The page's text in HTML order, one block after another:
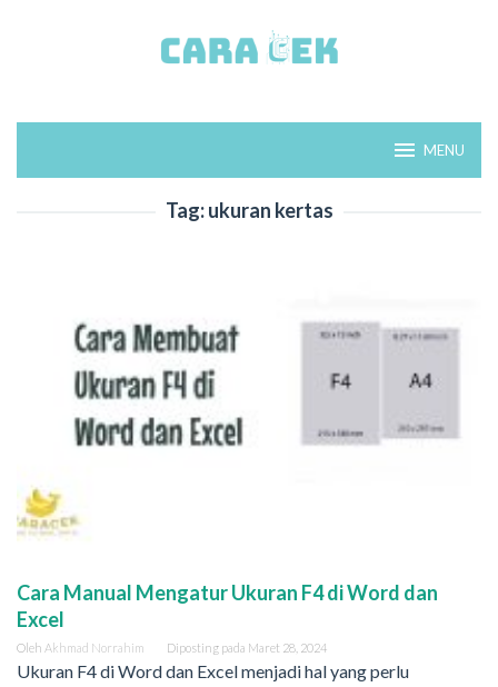
MENU
Tag:ukuran kertas
Cara Manual Mengatur Ukuran F4 di Word dan
Excel
Oleh Akhmad Norrahim Diposting pada Maret 28, 2024
Ukuran F4 di Word dan Excel menjadi hal yang perlu